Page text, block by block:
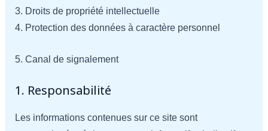
3. Droits de propriété intellectuelle
4. Protection des données à caractère personnel
5. Canal de signalement
1. Responsabilité
Les informations contenues sur ce site sont